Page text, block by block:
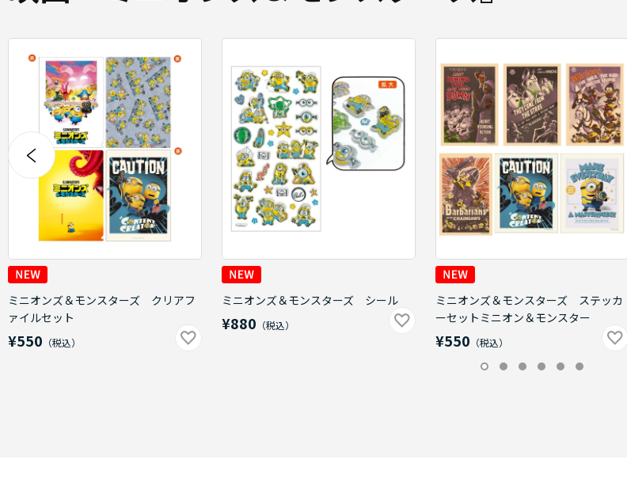
ミニオンズ＆モンスターズ クリアフ
ァイルセット
¥550
ミニオンズ＆モンスターズ シール
¥880
ミニオンズ＆モンスターズ ステッカ
ーセットミニオン＆モンスター
¥550